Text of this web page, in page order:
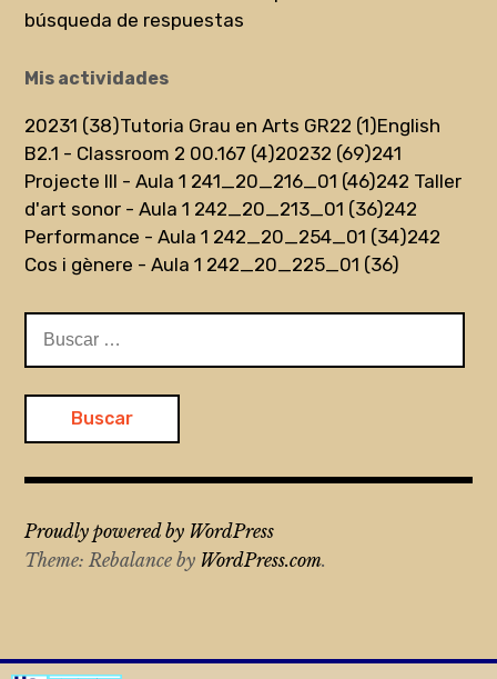
búsqueda de respuestas
Mis actividades
20231 (38)Tutoria Grau en Arts GR22 (1)English
B2.1 - Classroom 2 00.167 (4)20232 (69)241
Projecte III - Aula 1 241_20_216_01 (46)242 Taller
d'art sonor - Aula 1 242_20_213_01 (36)242
Performance - Aula 1 242_20_254_01 (34)242
Cos i gènere - Aula 1 242_20_225_01 (36)
Proudly powered by WordPress
Theme: Rebalance by WordPress.com.